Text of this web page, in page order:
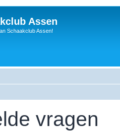
Assen
Schaakclub Assen!
vragen